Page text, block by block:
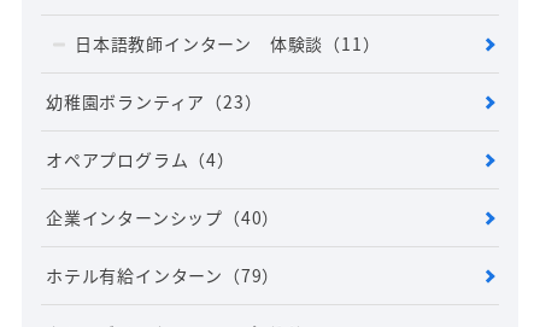
日本語教師インターン 体験談 （11）
幼稚園ボランティア （23）
オペアプログラム （4）
企業インターンシップ （40）
ホテル有給インターン （79）